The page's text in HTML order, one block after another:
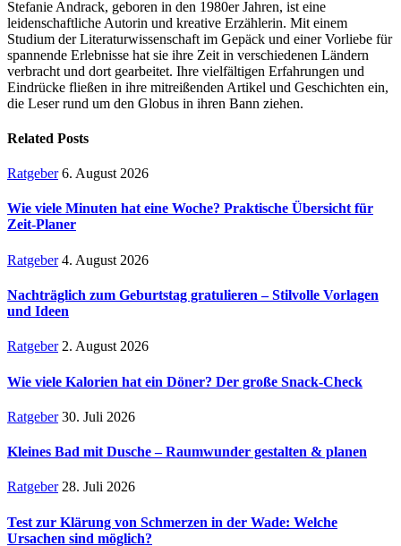
Stefanie Andrack, geboren in den 1980er Jahren, ist eine
leidenschaftliche Autorin und kreative Erzählerin. Mit einem
Studium der Literaturwissenschaft im Gepäck und einer Vorliebe für
spannende Erlebnisse hat sie ihre Zeit in verschiedenen Ländern
verbracht und dort gearbeitet. Ihre vielfältigen Erfahrungen und
Eindrücke fließen in ihre mitreißenden Artikel und Geschichten ein,
die Leser rund um den Globus in ihren Bann ziehen.
Related Posts
Ratgeber 6. August 2026
Wie viele Minuten hat eine Woche? Praktische Übersicht für
Zeit-Planer
Ratgeber 4. August 2026
Nachträglich zum Geburtstag gratulieren – Stilvolle Vorlagen
und Ideen
Ratgeber 2. August 2026
Wie viele Kalorien hat ein Döner? Der große Snack-Check
Ratgeber 30. Juli 2026
Kleines Bad mit Dusche – Raumwunder gestalten & planen
Ratgeber 28. Juli 2026
Test zur Klärung von Schmerzen in der Wade: Welche
Ursachen sind möglich?